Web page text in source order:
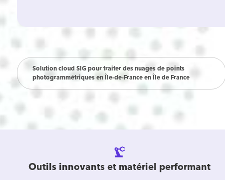
Solution cloud SIG pour traiter des nuages de points
photogrammétriques en Île-de-France en Île de France
precision_manufacturing
Outils innovants et matériel performant